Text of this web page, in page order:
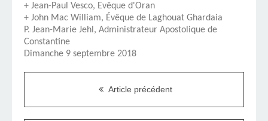
+ Jean-Paul Vesco, Evêque d'Oran
+ John Mac William, Évêque de Laghouat Ghardaia
P. Jean-Marie Jehl, Administrateur Apostolique de
Constantine
Dimanche 9 septembre 2018
Article précédent